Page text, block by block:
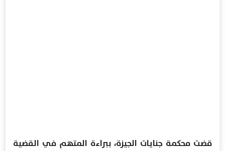
قضت محكمة جنايات الجيزة، ببراءة المتهم في القضية